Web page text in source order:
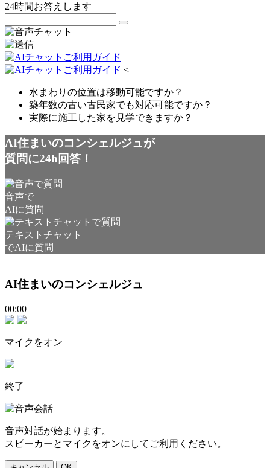
24時間お答えします
<
水まわりの位置は移動可能ですか？
築年数の古い古民家でも対応可能ですか？
実際に施工した家を見学できますか？
AI住まいのコンシェルジュが
質問に24h回答！
音声で
AIに質問
テキストチャット
でAIに質問
AI住まいのコンシェルジュ
00:00
マイクをオン
終了
音声対話が始まります。
スピーカーとマイクをオンにしてご利用ください。